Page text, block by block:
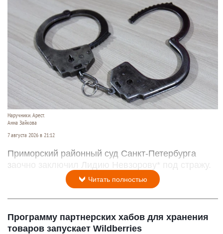
Наручники. Арест.
Анна Зайкова
7 августа 2026 в 21:12
Приморский районный суд Санкт-Петербурга
заочно заключил Лидию Невзорову* под стражу.
Читать полностью
Программу партнерских хабов для хранения
товаров запускает Wildberries